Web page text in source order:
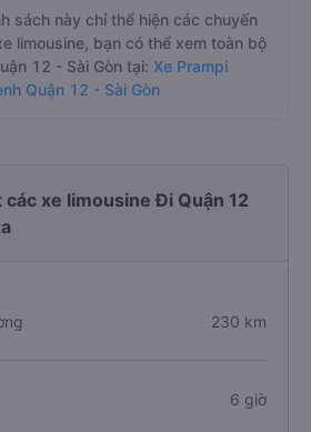
sách này chỉ thể hiện các chuyến
limousine, bạn có thể xem toàn bộ
12 - Sài Gòn tại: Xe Prampi
Quận 12 - Sài Gòn
xe limousine Đi Quận 12
230 km
6 giờ